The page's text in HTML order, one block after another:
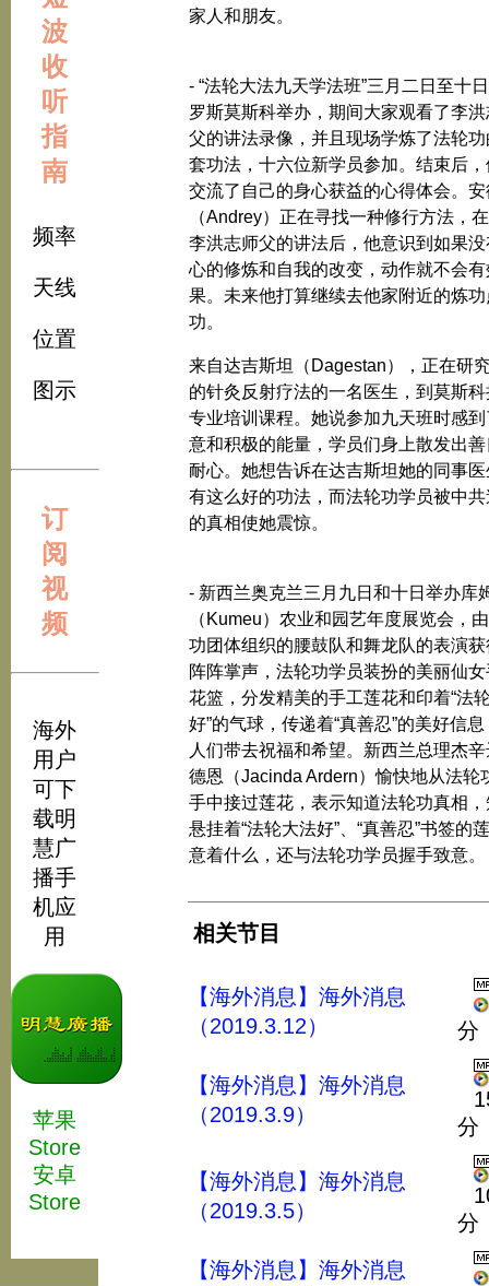
波
收
听
指
南
频率
天线
位置
图示
订
阅
视
频
海外
用户
可下
载明
慧广
播手
机应
用
苹果
Store
安卓
Store
家人和朋友。
- “法轮大法九天学法班”三月二日至十
罗斯莫斯科举办，期间大家观看了李洪
父的讲法录像，并且现场学炼了法轮功
套功法，十六位新学员参加。结束后，
交流了自己的身心获益的心得体会。安
（Andrey）正在寻找一种修行方法，
李洪志师父的讲法后，他意识到如果没
心的修炼和自我的改变，动作就不会有
果。未来他打算继续去他家附近的炼功
功。
来自达吉斯坦（Dagestan），正在研
的针灸反射疗法的一名医生，到莫斯科
专业培训课程。她说参加九天班时感到
意和积极的能量，学员们身上散发出善
耐心。她想告诉在达吉斯坦她的同事医
有这么好的功法，而法轮功学员被中共
的真相使她震惊。
- 新西兰奥克兰三月九日和十日举办库
（Kumeu）农业和园艺年度展览会，
功团体组织的腰鼓队和舞龙队的表演获
阵阵掌声，法轮功学员装扮的美丽仙
花篮，分发精美的手工莲花和印着“法
好”的气球，传递着“真善忍”的美好信息
人们带去祝福和希望。新西兰总理杰辛
德恩（Jacinda Ardern）愉快地从法轮
手中接过莲花，表示知道法轮功真相，
悬挂着“法轮大法好”、“真善忍”书签的
意着什么，还与法轮功学员握手致意。
相关节目
【海外消息】海外消息
（2019.3.12）
分
【海外消息】海外消息
（2019.3.9）
分
【海外消息】海外消息
（2019.3.5）
分
【海外消息】海外消息